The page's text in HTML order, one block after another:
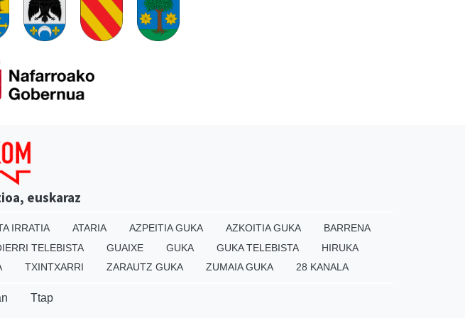
euskaraz
IRRATIA ATARIA AZPEITIA GUKA AZKOITIA GUKA
BARRENA
TELEBISTA GUAIXE GUKA GUKA TELEBISTA
HIRUKA
TXINTXARRI ZARAUTZ GUKA ZUMAIA GUKA 28 KANALA
Ttap